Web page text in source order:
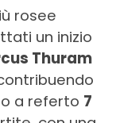
rosee
un inizio
Thuram
a referto 7